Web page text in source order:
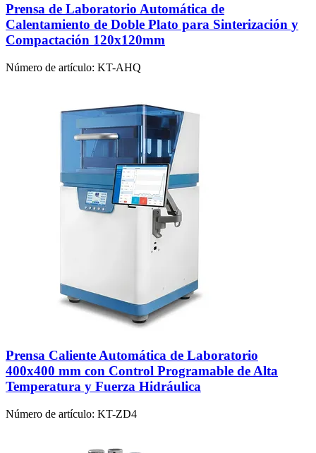
Prensa de Laboratorio Automática de
Calentamiento de Doble Plato para Sinterización y
Compactación 120x120mm
Número de artículo: KT-AHQ
Prensa Caliente Automática de Laboratorio
400x400 mm con Control Programable de Alta
Temperatura y Fuerza Hidráulica
Número de artículo: KT-ZD4